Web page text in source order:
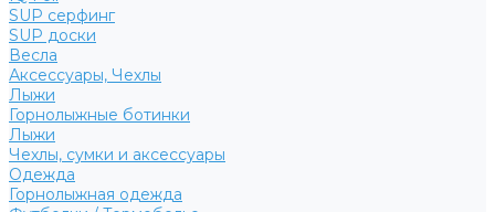
SUP серфинг
SUP доски
Весла
Аксессуары, Чехлы
Лыжи
Горнолыжные ботинки
Лыжи
Чехлы, сумки и аксессуары
Одежда
Горнолыжная одежда